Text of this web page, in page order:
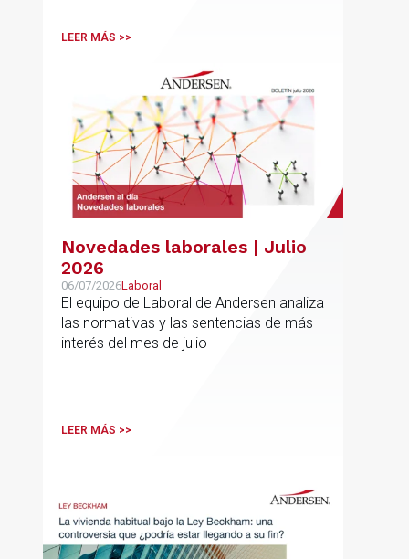
LEER MÁS >>
Novedades laborales | Julio
2026
06/07/2026Laboral
El equipo de Laboral de Andersen analiza
las normativas y las sentencias de más
interés del mes de julio
LEER MÁS >>